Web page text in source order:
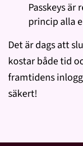
Passkeys
princip alla
Det är dags att
kostar både tid
framtidens
säkert!